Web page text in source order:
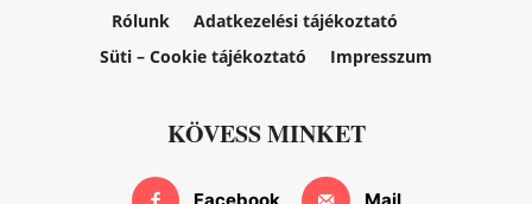
Rólunk
Adatkezelési tájékoztató
Süti – Cookie tájékoztató
Impresszum
KÖVESS MINKET